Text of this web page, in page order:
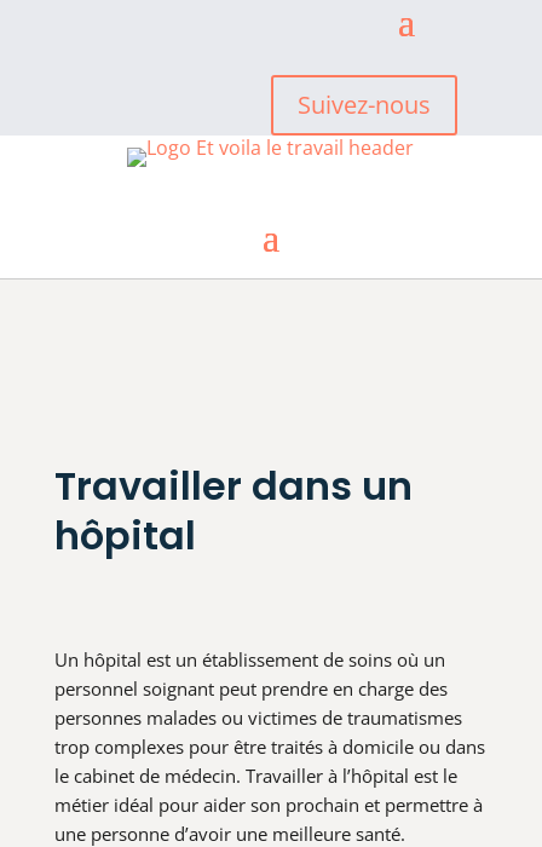
Suivez-nous
Travailler dans un
hôpital
Un hôpital est un établissement de soins où un
personnel soignant peut prendre en charge des
personnes malades ou victimes de traumatismes
trop complexes pour être traités à domicile ou dans
le cabinet de médecin. Travailler à l’hôpital est le
métier idéal pour aider son prochain et permettre à
une personne d’avoir une meilleure santé.